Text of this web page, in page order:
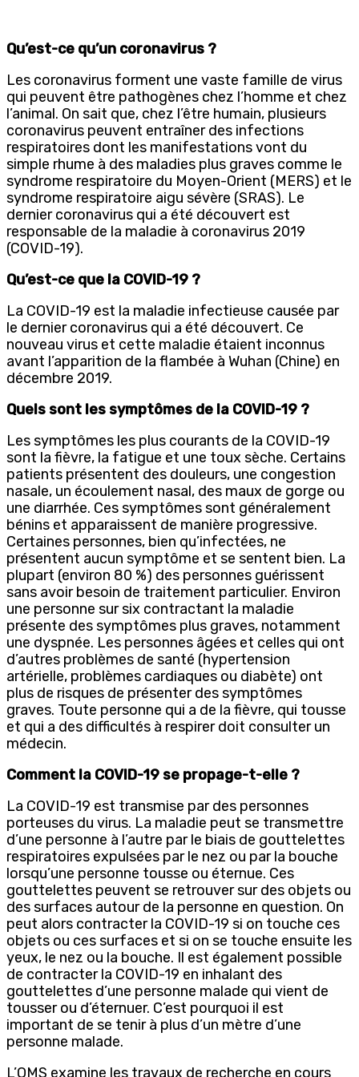
Qu’est-ce qu’un coronavirus ?
Les coronavirus forment une vaste famille de virus
qui peuvent être pathogènes chez l’homme et chez
l’animal. On sait que, chez l’être humain, plusieurs
coronavirus peuvent entraîner des infections
respiratoires dont les manifestations vont du
simple rhume à des maladies plus graves comme le
syndrome respiratoire du Moyen-Orient (MERS) et le
syndrome respiratoire aigu sévère (SRAS). Le
dernier coronavirus qui a été découvert est
responsable de la maladie à coronavirus 2019
(COVID-19).
Qu’est-ce que la COVID-19 ?
La COVID-19 est la maladie infectieuse causée par
le dernier coronavirus qui a été découvert. Ce
nouveau virus et cette maladie étaient inconnus
avant l’apparition de la flambée à Wuhan (Chine) en
décembre 2019.
Quels sont les symptômes de la COVID-19 ?
Les symptômes les plus courants de la COVID-19
sont la fièvre, la fatigue et une toux sèche. Certains
patients présentent des douleurs, une congestion
nasale, un écoulement nasal, des maux de gorge ou
une diarrhée. Ces symptômes sont généralement
bénins et apparaissent de manière progressive.
Certaines personnes, bien qu’infectées, ne
présentent aucun symptôme et se sentent bien. La
plupart (environ 80 %) des personnes guérissent
sans avoir besoin de traitement particulier. Environ
une personne sur six contractant la maladie
présente des symptômes plus graves, notamment
une dyspnée. Les personnes âgées et celles qui ont
d’autres problèmes de santé (hypertension
artérielle, problèmes cardiaques ou diabète) ont
plus de risques de présenter des symptômes
graves. Toute personne qui a de la fièvre, qui tousse
et qui a des difficultés à respirer doit consulter un
médecin.
Comment la COVID-19 se propage-t-elle ?
La COVID-19 est transmise par des personnes
porteuses du virus. La maladie peut se transmettre
d’une personne à l’autre par le biais de gouttelettes
respiratoires expulsées par le nez ou par la bouche
lorsqu’une personne tousse ou éternue. Ces
gouttelettes peuvent se retrouver sur des objets ou
des surfaces autour de la personne en question. On
peut alors contracter la COVID-19 si on touche ces
objets ou ces surfaces et si on se touche ensuite les
yeux, le nez ou la bouche. Il est également possible
de contracter la COVID-19 en inhalant des
gouttelettes d’une personne malade qui vient de
tousser ou d’éternuer. C’est pourquoi il est
important de se tenir à plus d’un mètre d’une
personne malade.
L’OMS examine les travaux de recherche en cours